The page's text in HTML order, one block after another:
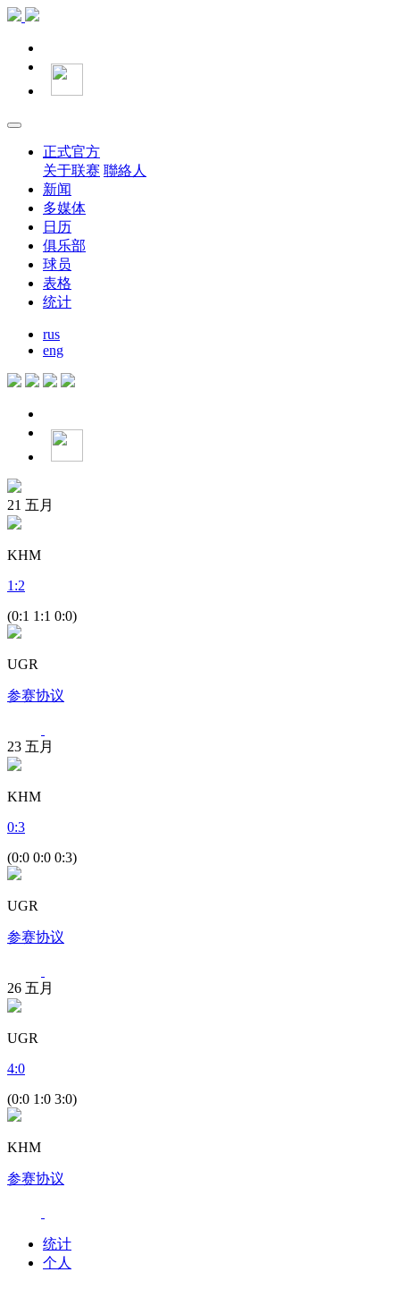
正式官方
关于联赛 聯絡人
新闻
多媒体
日历
俱乐部
球员
表格
统计
rus
eng
21 五月
KHM
1 :2
(0:1 1:1 0:0)
UGR
参赛协议
23 五月
KHM
0:3
(0:0 0:0 0:3)
UGR
参赛协议
26 五月
UGR
4:0
(0:0 1:0 3:0)
KHM
参赛协议
统计
个人